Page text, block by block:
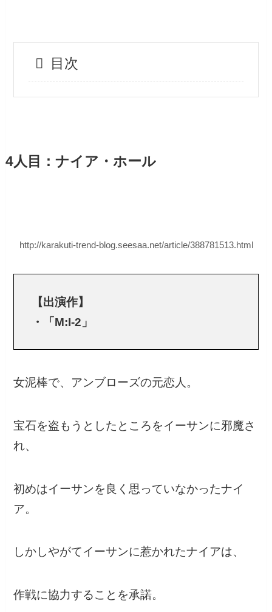
目次
4人目：ナイア・ホール
http://karakuti-trend-blog.seesaa.net/article/388781513.html
【出演作】
・「M:I-2」
女泥棒で、アンブローズの元恋人。
宝石を盗もうとしたところをイーサンに邪魔さ
れ、
初めはイーサンを良く思っていなかったナイ
ア。
しかしやがてイーサンに惹かれたナイアは、
作戦に協力することを承諾。